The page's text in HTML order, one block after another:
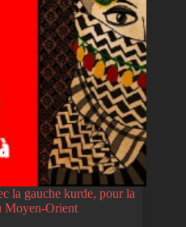
la gauche kurde, pour la
Moyen-Orient